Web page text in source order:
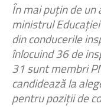
În mai puțin de un
ministrul
din conducerile
înlocuind 36 de
31 sunt membri
candidează la
pentru poziții de